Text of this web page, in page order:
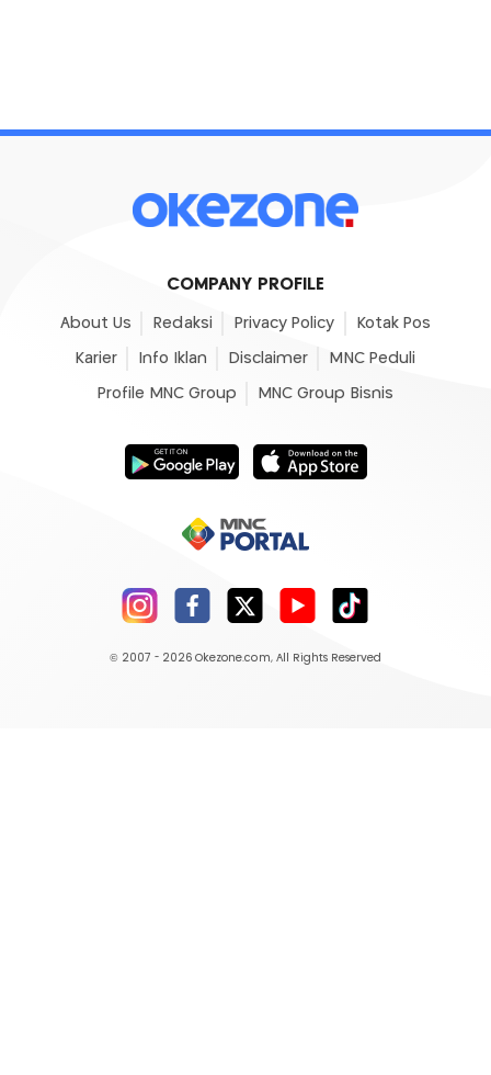
COMPANY PROFILE
About Us Redaksi Privacy Policy Kotak Pos
Karier Info Iklan Disclaimer MNC Peduli
Profile MNC Group MNC Group Bisnis
© 2007 - 2026 Okezone.com, All Rights Reserved